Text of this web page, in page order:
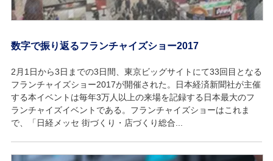
数字で振り返るフランチャイズショー2017
2月1日から3日までの3日間、東京ビッグサイトにて33回目となる
フランチャイズショー2017が開催された。日本経済新聞社が主催
する本イベントは毎年3万人以上の来場を記録する日本最大のフ
ランチャイズイベントである。フランチャイズショーはこれま
で、「日経メッセ 街づくり・店づくり総合...